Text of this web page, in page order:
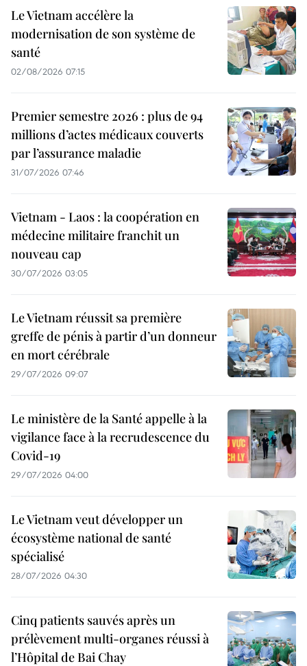
Le Vietnam accélère la
modernisation de son système de
santé
02/08/2026 07:15
Premier semestre 2026 : plus de 94
millions d’actes médicaux couverts
par l’assurance maladie
31/07/2026 07:46
Vietnam - Laos : la coopération en
médecine militaire franchit un
nouveau cap
30/07/2026 03:05
Le Vietnam réussit sa première
greffe de pénis à partir d’un donneur
en mort cérébrale
29/07/2026 09:07
Le ministère de la Santé appelle à la
vigilance face à la recrudescence du
Covid-19
29/07/2026 04:00
Le Vietnam veut développer un
écosystème national de santé
spécialisé
28/07/2026 04:30
Cinq patients sauvés après un
prélèvement multi-organes réussi à
l’Hôpital de Bai Chay